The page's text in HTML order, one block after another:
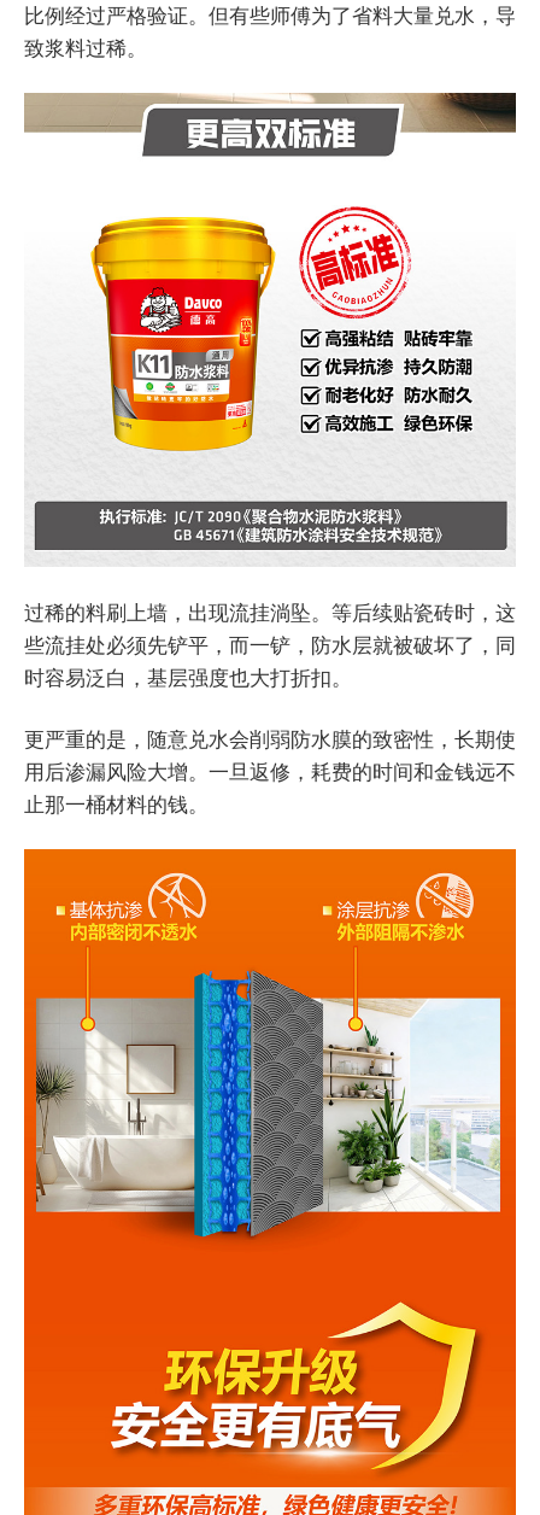
比例经过严格验证。但有些师傅为了省料大量兑水，导
致浆料过稀。
过稀的料刷上墙，出现流挂淌坠。等后续贴瓷砖时，这
些流挂处必须先铲平，而一铲，防水层就被破坏了，同
时容易泛白，基层强度也大打折扣。
更严重的是，随意兑水会削弱防水膜的致密性，长期使
用后渗漏风险大增。一旦返修，耗费的时间和金钱远不
止那一桶材料的钱。